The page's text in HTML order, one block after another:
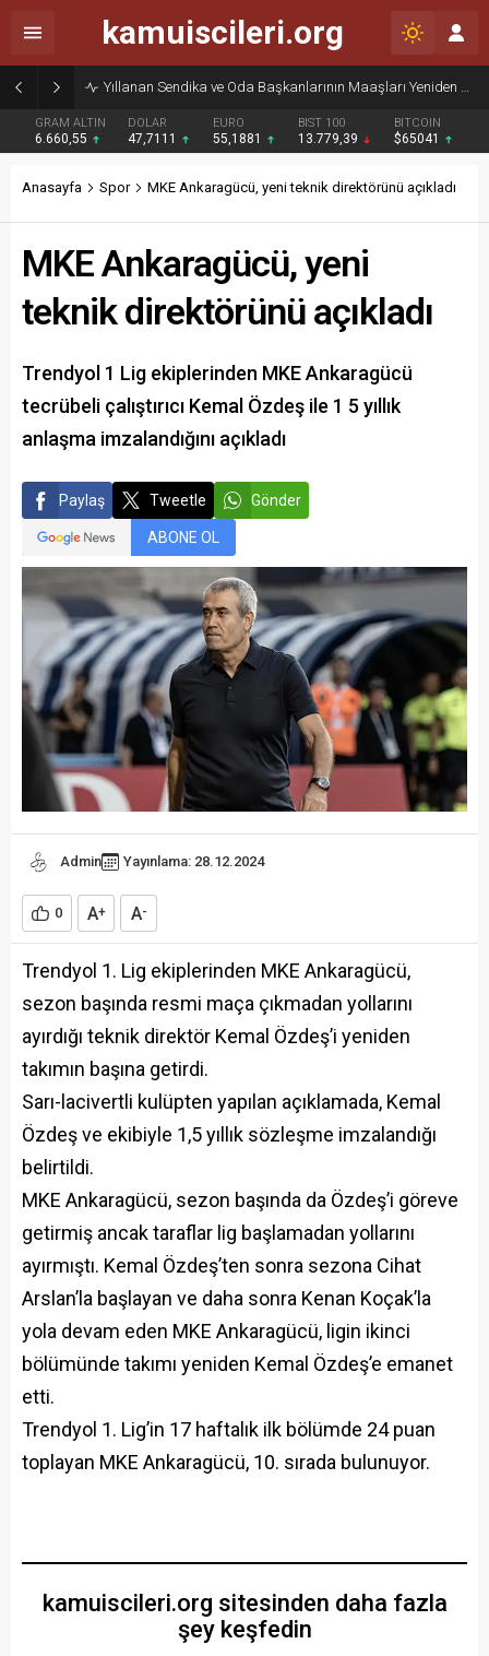
Yıllanan Sendika ve Oda Başkanlarının Maaşları Yeniden Gündemde
GRAM ALTIN
6.660,55
DOLAR
47,7111
EURO
55,1881
BIST 100
13.779,39
BITCOIN
$65041
kamuiscileri.org
Anasayfa Spor MKE Ankaragücü, yeni teknik direktörünü açıkladı
MKE Ankaragücü, yeni
teknik direktörünü açıkladı
Trendyol 1 Lig ekiplerinden MKE Ankaragücü
tecrübeli çalıştırıcı Kemal Özdeş ile 1 5 yıllık
anlaşma imzalandığını açıkladı
Paylaş Tweetle Gönder
ABONE OL
Admin Yayınlama: 28.12.2024
0 A+ A-
Trendyol 1. Lig ekiplerinden MKE Ankaragücü,
sezon başında resmi maça çıkmadan yollarını
ayırdığı teknik direktör Kemal Özdeş’i yeniden
takımın başına getirdi.
Sarı-lacivertli kulüpten yapılan açıklamada, Kemal
Özdeş ve ekibiyle 1,5 yıllık sözleşme imzalandığı
belirtildi.
MKE Ankaragücü, sezon başında da Özdeş’i göreve
getirmiş ancak taraflar lig başlamadan yollarını
ayırmıştı. Kemal Özdeş’ten sonra sezona Cihat
Arslan’la başlayan ve daha sonra Kenan Koçak’la
yola devam eden MKE Ankaragücü, ligin ikinci
bölümünde takımı yeniden Kemal Özdeş’e emanet
etti.
Trendyol 1. Lig’in 17 haftalık ilk bölümde 24 puan
toplayan MKE Ankaragücü, 10. sırada bulunuyor.
kamuiscileri.org sitesinden daha fazla
şey keşfedin